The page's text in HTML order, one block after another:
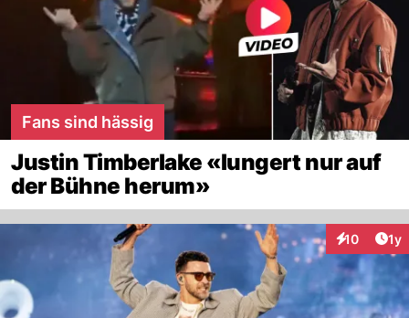
Fans sind hässig
Justin Timberlake «lungert nur auf
der Bühne herum»
10 1y